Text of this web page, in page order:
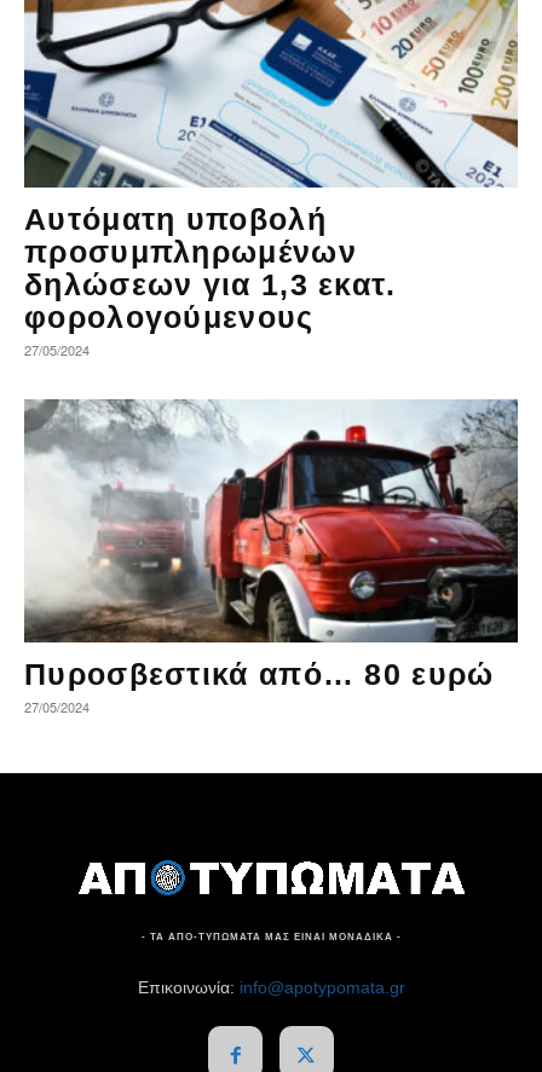
Αυτόματη υποβολή
προσυμπληρωμένων
δηλώσεων για 1,3 εκατ.
φορολογούμενους
27/05/2024
Πυροσβεστικά από… 80 ευρώ
27/05/2024
- ΤΑ ΑΠΟ-ΤΥΠΩΜΑΤΑ ΜΑΣ ΕΙΝΑΙ ΜΟΝΑΔΙΚΑ -
Επικοινωνία: info@apotypomata.gr